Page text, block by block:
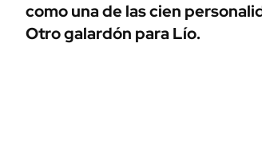
MEDIAKIT AMBITO DEBATE
como una de las cien
Otro galardón para Lío.